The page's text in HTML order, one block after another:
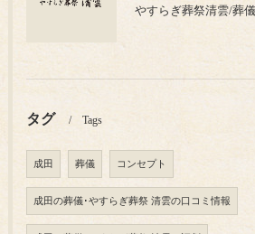
やすらぎ葬祭清雲/葬
タグ Tags
成田 葬儀 コンセプト
成田の葬儀･やすらぎ葬祭 清雲の口コミ情報